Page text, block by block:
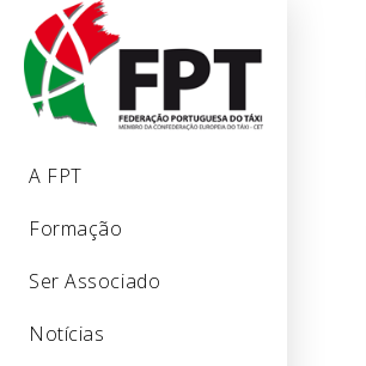
A FPT
Formação
Ser Associado
Notícias